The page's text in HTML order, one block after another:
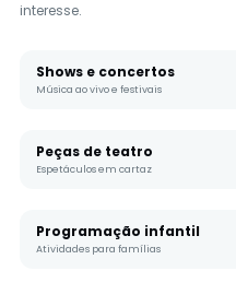
interesse.
Shows e concertos
Música ao vivo e festivais
Peças de teatro
Espetáculos em cartaz
Programação infantil
Atividades para famílias